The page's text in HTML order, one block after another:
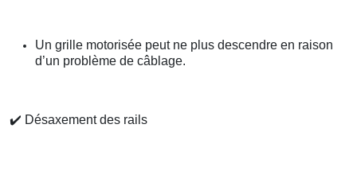
Un grille motorisée peut ne plus descendre en raison
d’un problème de câblage.
✔️ Désaxement des rails